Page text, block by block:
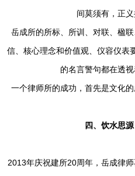
间莫须有，正义
岳成所的所标、所训、对联、楹
信、核心理念和价值观、仪容仪表
的名言警句都在透视
一个律师所的成功，首先是文化
四、饮水思
2013年庆祝建所20周年，岳成律